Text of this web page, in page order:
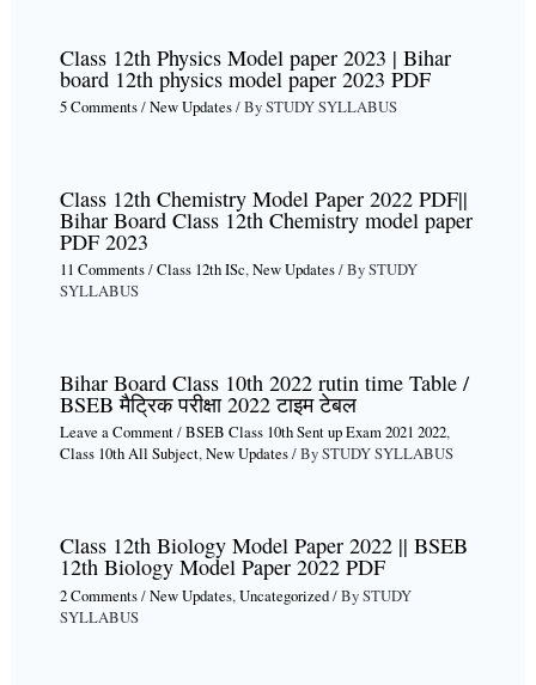
Class 12th Physics Model paper 2023 | Bihar
board 12th physics model paper 2023 PDF
5 Comments/New Updates/ BySTUDY SYLLABUS
Class 12th Chemistry Model Paper 2022 PDF||
Bihar Board Class 12th Chemistry model paper
PDF 2023
11 Comments/Class 12th ISc,New Updates/ BySTUDY
SYLLABUS
Bihar Board Class 10th 2022 rutin time Table /
BSEB मैट्रिक परीक्षा 2022 टाइम टेबल
Leave a Comment/BSEB Class 10th Sent up Exam 2021 2022,
Class 10th All Subject,New Updates/ BySTUDY SYLLABUS
Class 12th Biology Model Paper 2022 || BSEB
12th Biology Model Paper 2022 PDF
2 Comments/New Updates,Uncategorized/ BySTUDY
SYLLABUS